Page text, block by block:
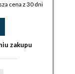
cena z 30 dni
zakupu